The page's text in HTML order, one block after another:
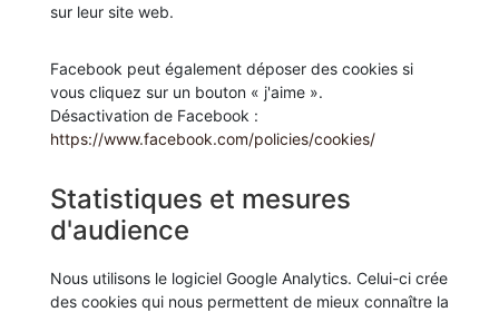
sur leur site web.
Facebook peut également déposer des cookies si
vous cliquez sur un bouton « j'aime ».
Désactivation de Facebook :
https://www.facebook.com/policies/cookies/
Statistiques et mesures
d'audience
Nous utilisons le logiciel Google Analytics. Celui-ci crée
des cookies qui nous permettent de mieux connaître la